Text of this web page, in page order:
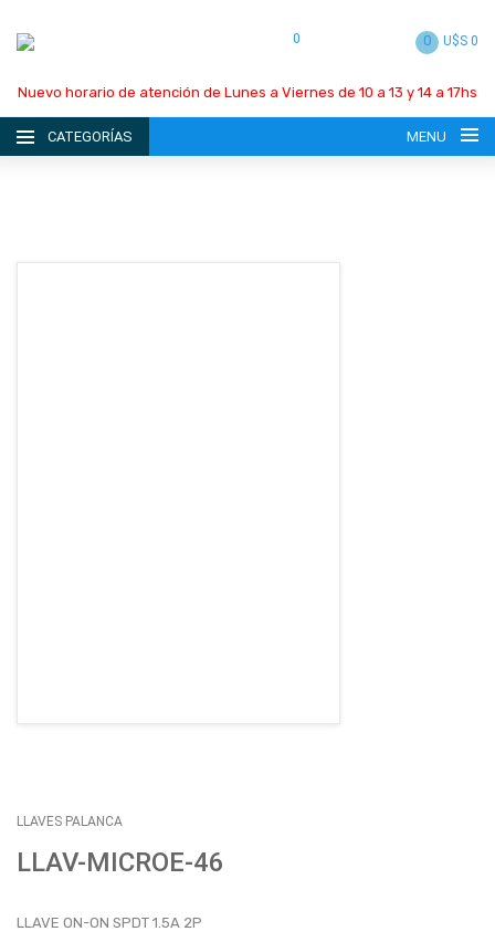
0 0 U$S 0
Nuevo horario de atención de Lunes a Viernes de 10 a 13 y 14 a 17hs
CATEGORÍAS MENU
LLAVES PALANCA
LLAV-MICROE-46
LLAVE ON-ON SPDT 1.5A 2P